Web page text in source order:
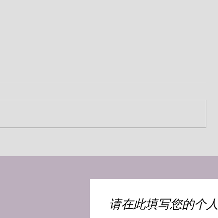
请在此填写您的个